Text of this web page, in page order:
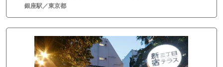
銀座駅／東京都